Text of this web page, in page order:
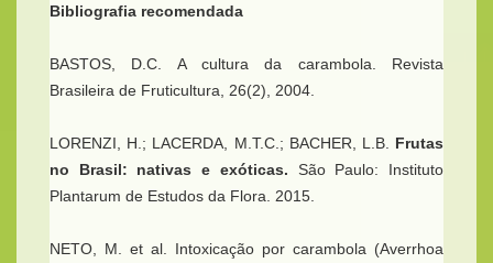
Bibliografia recomendada
BASTOS, D.C. A cultura da carambola. Revista
Brasileira de Fruticultura, 26(2), 2004.
LORENZI, H.; LACERDA, M.T.C.; BACHER, L.B. Frutas
no Brasil: nativas e exóticas. São Paulo: Instituto
Plantarum de Estudos da Flora. 2015.
NETO, M. et al. Intoxicação por carambola (Averrhoa